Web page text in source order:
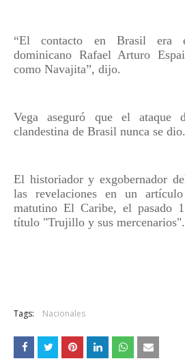
“El contacto en Brasil era
dominicano Rafael Arturo
como Navajita”, dijo.
Vega aseguró que el ataque
clandestina de Brasil nunca se dio.
El historiador y exgobernador
las revelaciones en un
matutino El Caribe, el pasado
título "Trujillo y sus mercenarios".
Tags: Nacionales